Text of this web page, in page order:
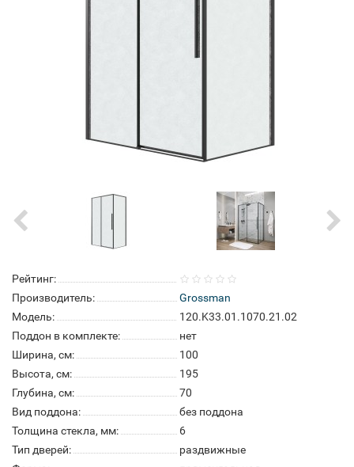
Рейтинг:
Производитель:
Grossman
Модель:
120.K33.01.1070.21.02
Поддон в комплекте:
нет
Ширина, см:
100
Высота, см:
195
Глубина, см:
70
Вид поддона:
без поддона
Толщина стекла, мм:
6
Тип дверей:
раздвижные